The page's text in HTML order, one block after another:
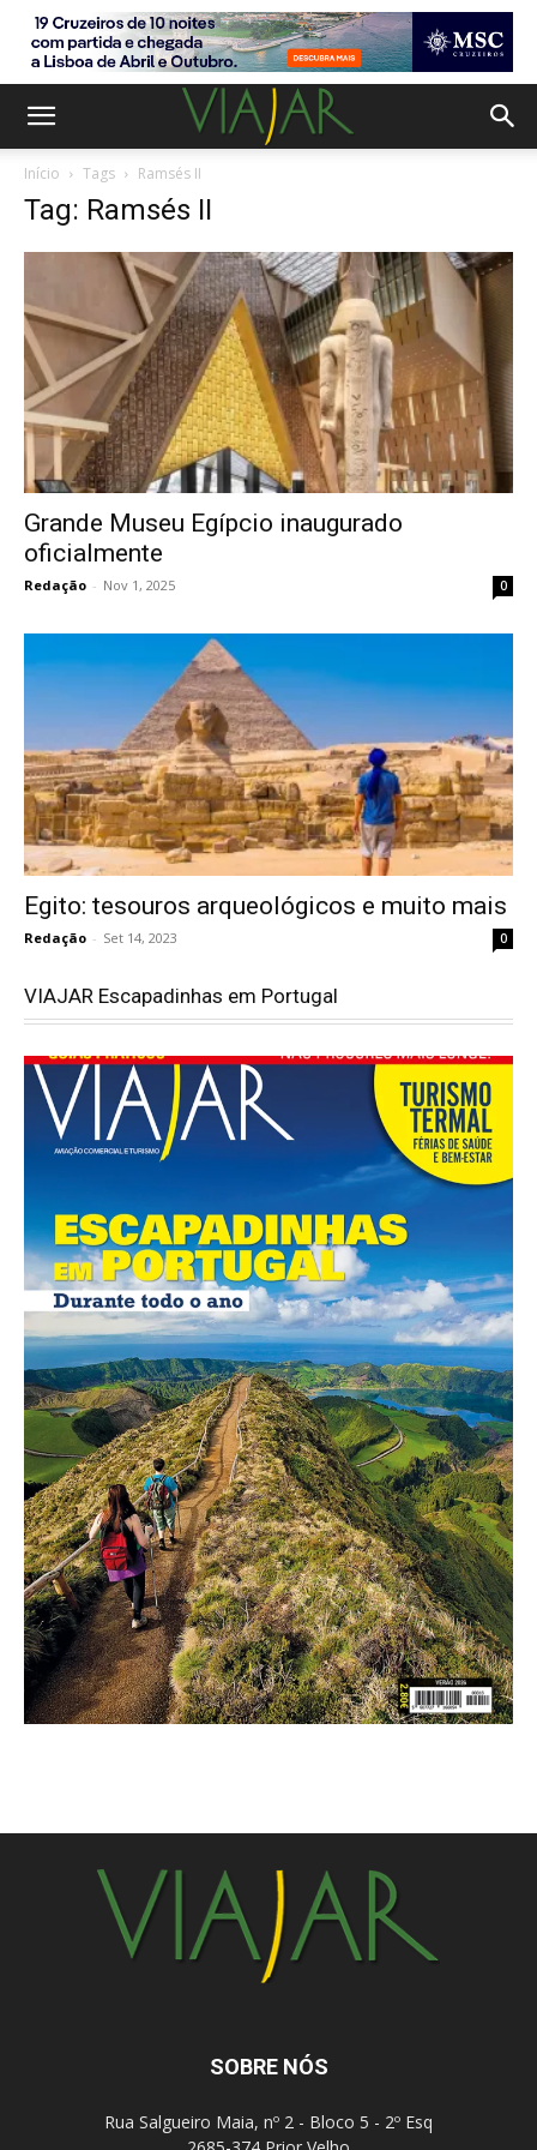
Início Tags Ramsés II
Tag: Ramsés II
Grande Museu Egípcio inaugurado
oficialmente
Redação - Nov 1, 2025 0
Egito: tesouros arqueológicos e muito mais
Redação - Set 14, 2023 0
VIAJAR Escapadinhas em Portugal
SOBRE NÓS
Rua Salgueiro Maia, nº 2 - Bloco 5 - 2º Esq